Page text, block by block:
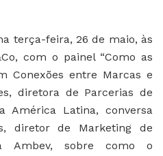
terça-feira, 26 de maio, às
com o painel “Como as
Conexões entre Marcas e
diretora de Parcerias de
Latina, conversa
diretor de Marketing de
Ambev, sobre como o